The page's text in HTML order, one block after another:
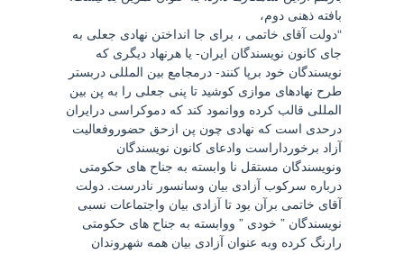
بافته ذهنی دوم،
“دولت آقای خاتمی ، برای جا انداختن نهادی جعلی به
جای کانون نویسندگان ایران- یا هرنهاد دیگری که
نویسندگان خود برپا کنند- درمجامع بین المللی دربستر
طرح نهادهای موازی کوشید تا پنی جعلی را به پن بین
المللی قالب کرده ووانمود کند که دموکراسی درایران
درحدی است که نهادی چون پن ازحق حضوروفعالیت
آزاد برخورداراست وادعای کانون نویسندگان
ونویسندگان مستقل نا وابسته به جناح های حکومتی
درباره سرکوب آزادی بیان وسانسور نادرست. دولت
آقای خاتمی برآن بود تا آزادی بیان واجتماعات نسبی
نویسندگان ” خودی ” ووابسته به جناح های حکومتی
رارنگ کرده وبه عنوان آزادی بیان همه شهروندان